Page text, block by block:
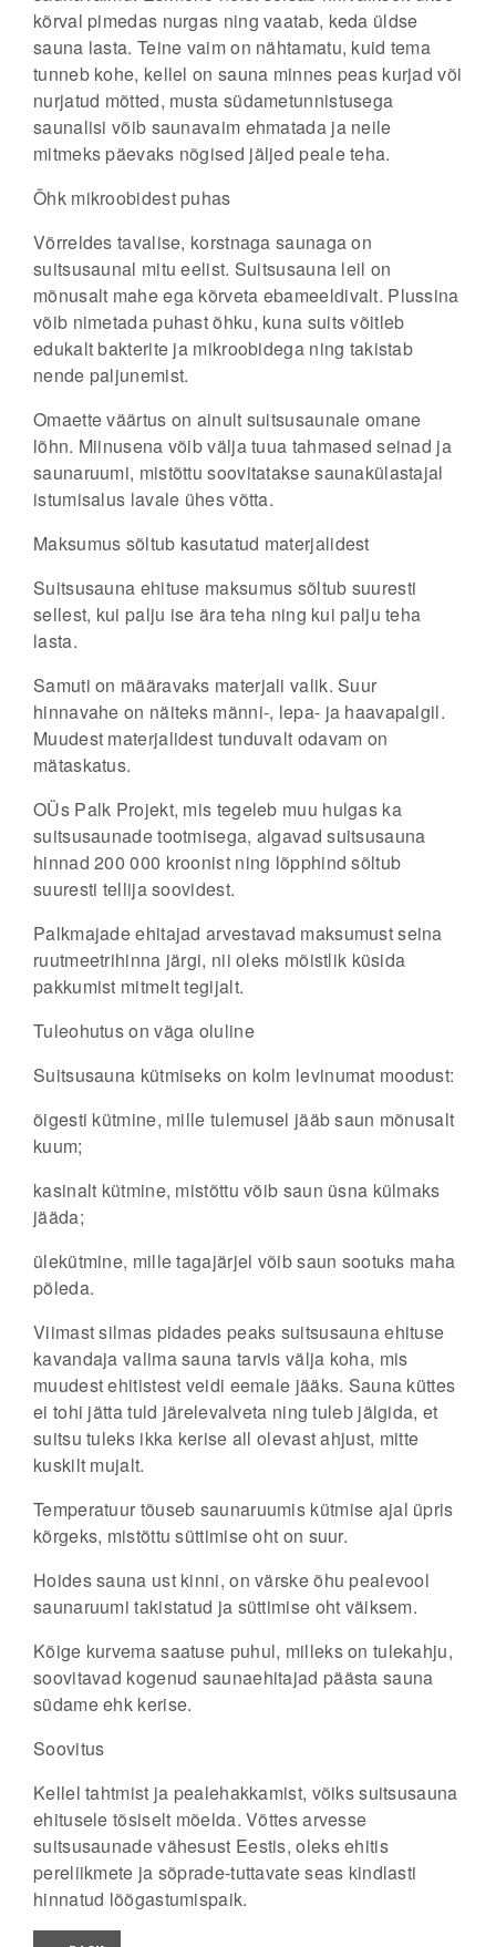
kõrval pimedas nurgas ning vaatab, keda üldse
sauna lasta. Teine vaim on nähtamatu, kuid tema
tunneb kohe, kellel on sauna minnes peas kurjad või
nurjatud mõtted, musta südametunnistusega
saunalisi võib saunavaim ehmatada ja neile
mitmeks päevaks nõgised jäljed peale teha.
Õhk mikroobidest puhas
Võrreldes tavalise, korstnaga saunaga on
suitsusaunal mitu eelist. Suitsusauna leil on
mõnusalt mahe ega kõrveta ebameeldivalt. Plussina
võib nimetada puhast õhku, kuna suits võitleb
edukalt bakterite ja mikroobidega ning takistab
nende paljunemist.
Omaette väärtus on ainult suitsusaunale omane
lõhn. Miinusena võib välja tuua tahmased seinad ja
saunaruumi, mistõttu soovitatakse saunakülastajal
istumisalus lavale ühes võtta.
Maksumus sõltub kasutatud materjalidest
Suitsusauna ehituse maksumus sõltub suuresti
sellest, kui palju ise ära teha ning kui palju teha
lasta.
Samuti on määravaks materjali valik. Suur
hinnavahe on näiteks männi-, lepa- ja haavapalgil.
Muudest materjalidest tunduvalt odavam on
mätaskatus.
OÜs Palk Projekt, mis tegeleb muu hulgas ka
suitsusaunade tootmisega, algavad suitsusauna
hinnad 200 000 kroonist ning lõpphind sõltub
suuresti tellija soovidest.
Palkmajade ehitajad arvestavad maksumust seina
ruutmeetrihinna järgi, nii oleks mõistlik küsida
pakkumist mitmelt tegijalt.
Tuleohutus on väga oluline
Suitsusauna kütmiseks on kolm levinumat moodust:
õigesti kütmine, mille tulemusel jääb saun mõnusalt
kuum;
kasinalt kütmine, mistõttu võib saun üsna külmaks
jääda;
ülekütmine, mille tagajärjel võib saun sootuks maha
põleda.
Viimast silmas pidades peaks suitsusauna ehituse
kavandaja valima sauna tarvis välja koha, mis
muudest ehitistest veidi eemale jääks. Sauna küttes
ei tohi jätta tuld järelevalveta ning tuleb jälgida, et
suitsu tuleks ikka kerise all olevast ahjust, mitte
kuskilt mujalt.
Temperatuur tõuseb saunaruumis kütmise ajal üpris
kõrgeks, mistõttu süttimise oht on suur.
Hoides sauna ust kinni, on värske õhu pealevool
saunaruumi takistatud ja süttimise oht väiksem.
Kõige kurvema saatuse puhul, milleks on tulekahju,
soovitavad kogenud saunaehitajad päästa sauna
südame ehk kerise.
Soovitus
Kellel tahtmist ja pealehakkamist, võiks suitsusauna
ehitusele tõsiselt mõelda. Võttes arvesse
suitsusaunade vähesust Eestis, oleks ehitis
pereliikmete ja sõprade-tuttavate seas kindlasti
hinnatud lõõgastumispaik.